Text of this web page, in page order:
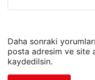
Daha sonraki
posta adresim ve site
kaydedilsin.